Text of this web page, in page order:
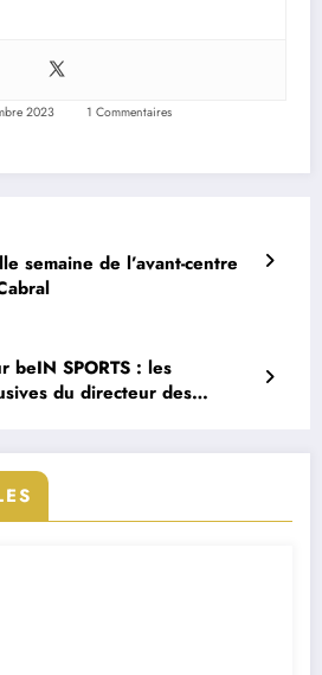
2023 1 Commentaires
semaine de l’avant-centre
beIN SPORTS : les
du directeur des